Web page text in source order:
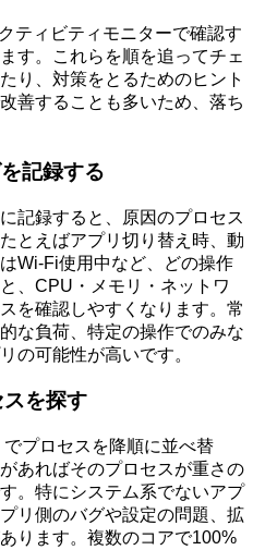
ティビティモニターで確認す
す。これらを順を追ってチェ
り、対策をとるためのヒント
善することも多いため、落ち
記録する
記録すると、原因のプロセス
とえばアプリ切り替え時、動
Wi-Fi使用中など、どの操作
、CPU・メモリ・ネットワ
を確認しやすくなります。常
な負荷、特定の操作でのみな
の可能性が高いです。
を探す
プロセスを降順に並べ替
あればそのプロセスが重さの
。特にシステム系でないアプ
リ側のバグや設定の問題、拡
ります。複数のコアで100%